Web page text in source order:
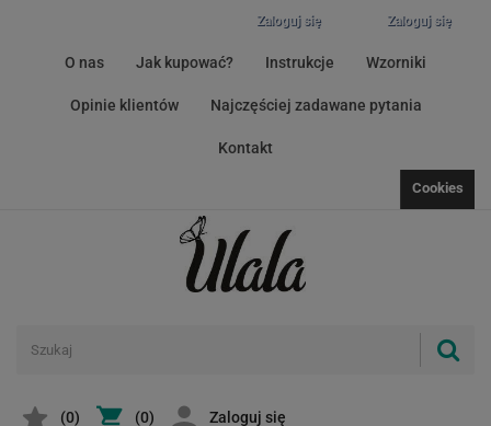
Zaloguj się
Zaloguj się
O nas Jak kupować? Instrukcje Wzorniki
Opinie klientów Najczęściej zadawane pytania
Kontakt
Cookies
(0) (0) Zaloguj się